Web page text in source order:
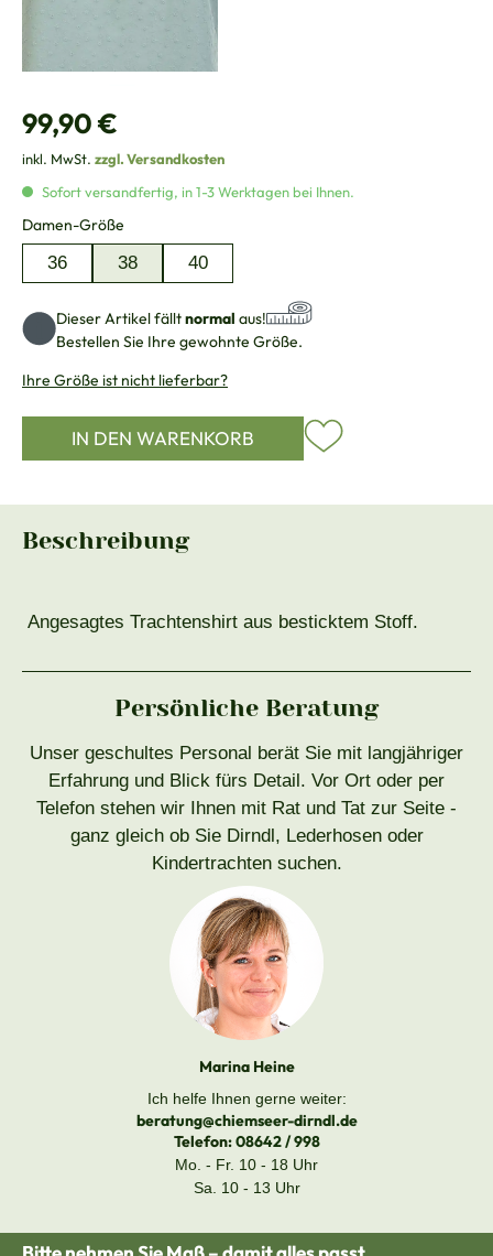
Regulärer Preis:
99,90 €
inkl. MwSt. zzgl. Versandkosten
Sofort versandfertig, in 1-3 Werktagen bei Ihnen.
Damen-Größe
36 38 40
Dieser Artikel fälltnormal aus!
Bestellen Sie Ihre gewohnte Größe.
Ihre Größe ist nicht lieferbar?
IN DEN WARENKORB
Beschreibung
Angesagtes Trachtenshirt aus besticktem Stoff.
Persönliche Beratung
Unser geschultes Personal berät Sie mit langjähriger
Erfahrung und Blick fürs Detail. Vor Ort oder per
Telefon stehen wir Ihnen mit Rat und Tat zur Seite -
ganz gleich ob Sie Dirndl, Lederhosen oder
Kindertrachten suchen.
Marina Heine
Ich helfe Ihnen gerne weiter:
beratung@chiemseer-dirndl.de
Telefon:08642 / 998
Mo. - Fr. 10 - 18 Uhr
Sa. 10 - 13 Uhr